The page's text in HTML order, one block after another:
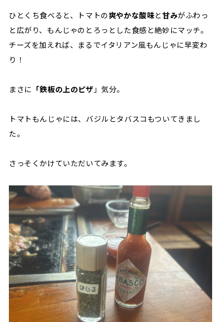
ひとくち食べると、トマトの爽やかな酸味と甘みがふわっ
と広がり、もんじゃのとろっとした食感と絶妙にマッチ。
チーズを加えれば、まるでイタリアン風もんじゃに早変わ
り！
まさに 「鉄板の上のピザ 」気分。
トマトもんじゃには、バジルとタバスコもついてきまし
た。
さっそくかけていただいてみます。